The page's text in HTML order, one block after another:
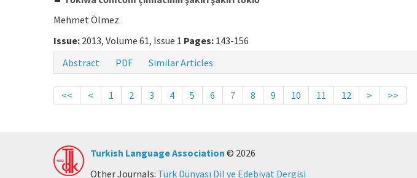
Mehmet Ölmez
Issue: 2013, Volume 61, Issue 1 Pages: 143-156
Abstract
PDF Similar Articles
<< < 1 2 3 4 5 6 7 8 9 10 11 12 > >>
Turkish Language Association © 2026
Other Journals: Türk Dünyası Dil ve Edebiyat Dergisi